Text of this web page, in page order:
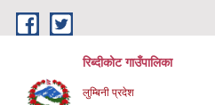
Skip to main content
रिब्दीकोट गाउँपालिका
लुम्बिनी प्रदेश